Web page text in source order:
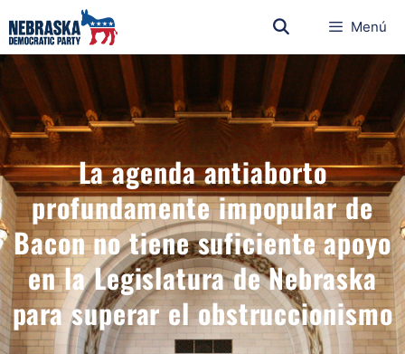
Menú
La agenda antiaborto
profundamente impopular de
Bacon no tiene suficiente apoyo
en la Legislatura de Nebraska
para superar el obstruccionismo